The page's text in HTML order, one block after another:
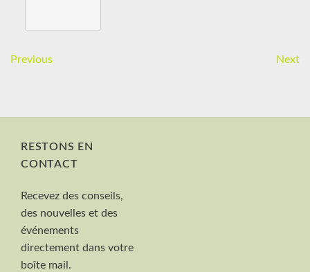
Previous Next
RESTONS EN
CONTACT
Recevez des conseils,
des nouvelles et des
événements
directement dans votre
boîte mail.